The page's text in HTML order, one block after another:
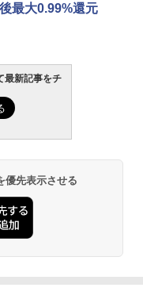
最大0.99%還元
最新記事をチ
優先表示させる